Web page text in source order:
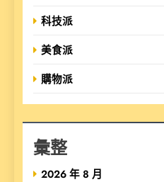
科技派
美食派
購物派
彙整
2026 年 8 月